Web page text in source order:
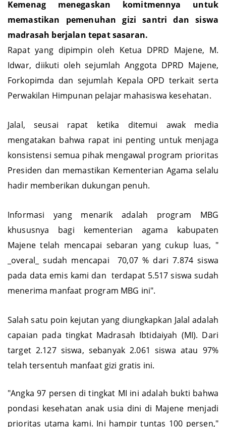
Kemenag menegaskan komitmennya untuk
memastikan pemenuhan gizi santri dan siswa
madrasah berjalan tepat sasaran.
Rapat yang dipimpin oleh Ketua DPRD Majene, M.
Idwar, diikuti oleh sejumlah Anggota DPRD Majene,
Forkopimda dan sejumlah Kepala OPD terkait serta
Perwakilan Himpunan pelajar mahasiswa kesehatan.
Jalal, seusai rapat ketika ditemui awak media
mengatakan bahwa rapat ini penting untuk menjaga
konsistensi semua pihak mengawal program prioritas
Presiden dan memastikan Kementerian Agama selalu
hadir memberikan dukungan penuh.
Informasi yang menarik adalah program MBG
khususnya bagi kementerian agama kabupaten
Majene telah mencapai sebaran yang cukup luas, "
_overal_ sudah mencapai 70,07 % dari 7.874 siswa
pada data emis kami dan terdapat 5.517 siswa sudah
menerima manfaat program MBG ini".
Salah satu poin kejutan yang diungkapkan Jalal adalah
capaian pada tingkat Madrasah Ibtidaiyah (MI). Dari
target 2.127 siswa, sebanyak 2.061 siswa atau 97%
telah tersentuh manfaat gizi gratis ini.
"Angka 97 persen di tingkat MI ini adalah bukti bahwa
pondasi kesehatan anak usia dini di Majene menjadi